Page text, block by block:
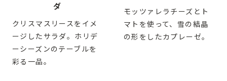
ダ
クリスマスリースをイメ
ージしたサラダ。ホリデ
ーシーズンのテーブルを
彩る一品。
モッツァレラチーズとト
マトを使って、雪の結晶
の形をしたカプレーゼ。